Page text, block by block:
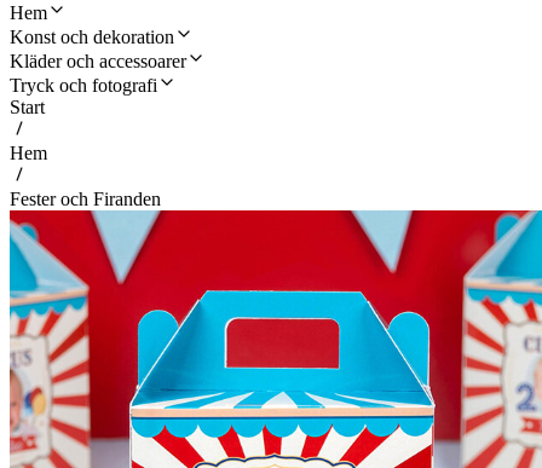
Hem
Konst och dekoration
Kläder och accessoarer
Tryck och fotografi
Start
Hem
Fester och Firanden